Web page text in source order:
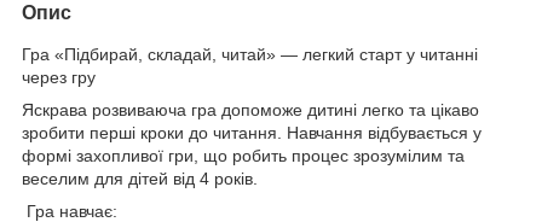
Опис
Гра «Підбирай, складай, читай» — легкий старт у читанні
через гру
Яскрава розвиваюча гра допоможе дитині легко та цікаво
зробити перші кроки до читання. Навчання відбувається у
формі захопливої гри, що робить процес зрозумілим та
веселим для дітей від 4 років.
Гра навчає: